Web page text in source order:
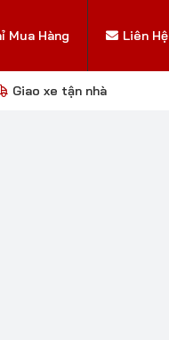
Mua Hàng Liên Hệ
Giao xe tận nhà